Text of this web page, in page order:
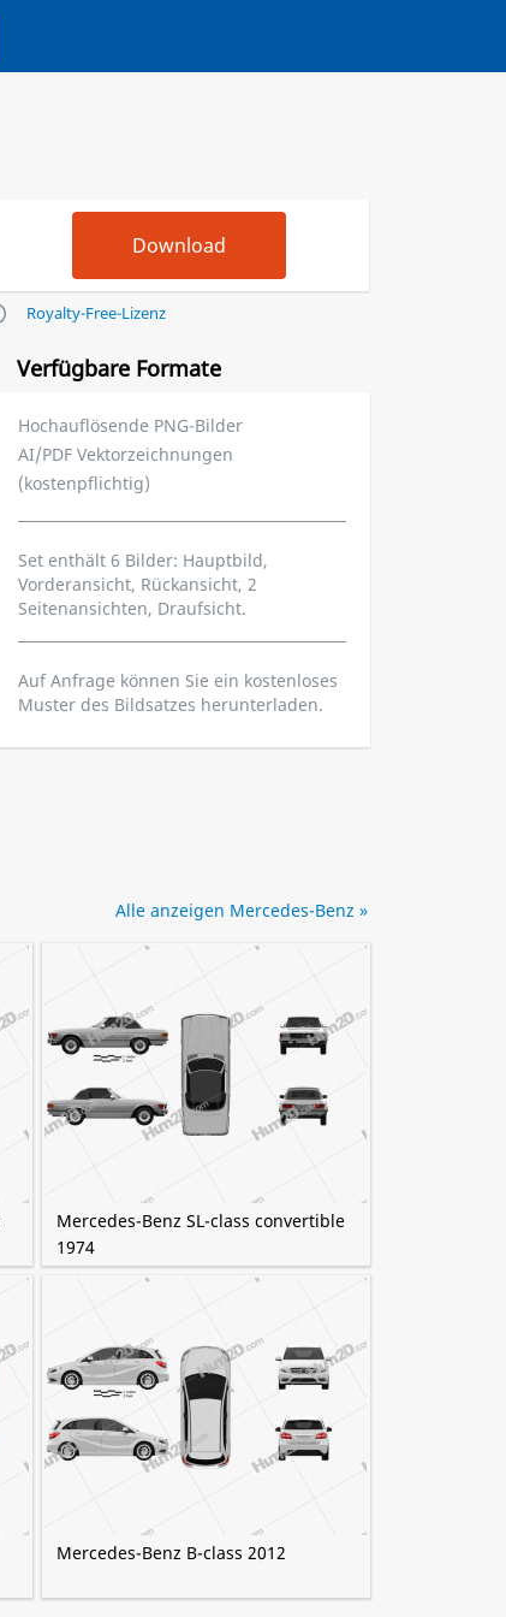
Royalty-Free-Lizenz
Verfügbare Formate
Hochauflösende PNG-Bilder
AI/PDF Vektorzeichnungen
(kostenpflichtig)
Set enthält 6 Bilder: Hauptbild,
Vorderansicht, Rückansicht, 2
Seitenansichten, Draufsicht.
Auf Anfrage können Sie ein kostenloses
Muster des Bildsatzes herunterladen.
Mercedes-Benz SL-class convertible
1974
Mercedes-Benz B-class 2012
Alle anzeigen Mercedes-Benz »